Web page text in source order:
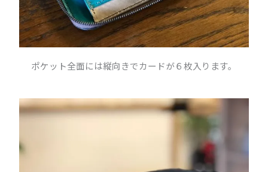
ポケット全面には縦向きでカードが６枚入ります。